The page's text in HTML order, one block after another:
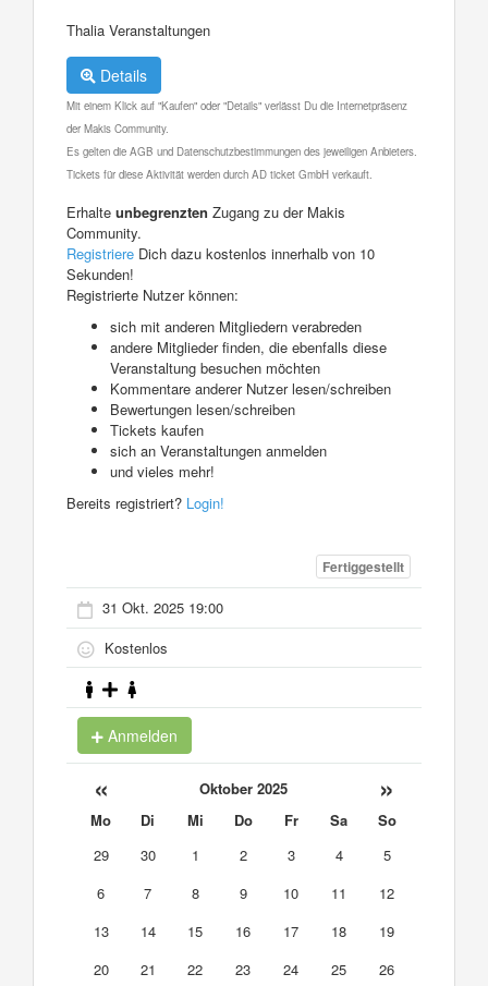
Thalia Veranstaltungen
Details
Mit einem Klick auf "Kaufen" oder "Details" verlässt Du die Internetpräsenz
der Makis Community.
Es gelten die AGB und Datenschutzbestimmungen des jeweiligen Anbieters.
Tickets für diese Aktivität werden durch AD ticket GmbH verkauft.
Erhalte unbegrenzten Zugang zu der Makis
Community.
Registriere Dich dazu kostenlos innerhalb von 10
Sekunden!
Registrierte Nutzer können:
sich mit anderen Mitgliedern verabreden
andere Mitglieder finden, die ebenfalls diese
Veranstaltung besuchen möchten
Kommentare anderer Nutzer lesen/schreiben
Bewertungen lesen/schreiben
Tickets kaufen
sich an Veranstaltungen anmelden
und vieles mehr!
Bereits registriert? Login!
Fertiggestellt
31 Okt. 2025 19:00
Kostenlos
Anmelden
« Oktober 2025 »
Mo Di Mi Do Fr Sa
So
29
30 1 2 3 4
5
6
7 8 9 10 11
12
13
14 15 16 17 18
19
20
21 22 23 24 25
26